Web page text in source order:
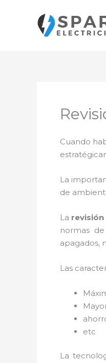
contenido
Cuando
La
de
La revisión
normas
apagados,
Las
etc
La